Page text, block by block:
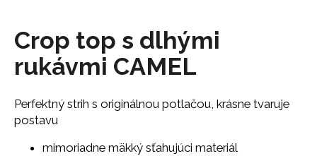
Crop top s dlhými
rukávmi CAMEL
Perfektný strih s originálnou potlačou, krásne tvaruje
postavu
mimoriadne mäkký sťahujúci materiál
O
d
p
o
r